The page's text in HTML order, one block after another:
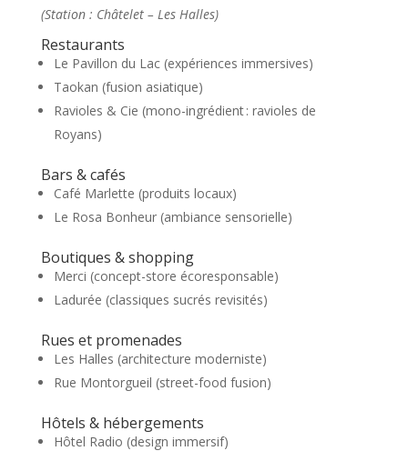
(Station : Châtelet – Les Halles)
Restaurants
Le Pavillon du Lac (expériences immersives)
Taokan (fusion asiatique)
Ravioles & Cie (mono-ingrédient : ravioles de
Royans)
Bars & cafés
Café Marlette (produits locaux)
Le Rosa Bonheur (ambiance sensorielle)
Boutiques & shopping
Merci (concept-store écoresponsable)
Ladurée (classiques sucrés revisités)
Rues et promenades
Les Halles (architecture moderniste)
Rue Montorgueil (street-food fusion)
Hôtels & hébergements
Hôtel Radio (design immersif)